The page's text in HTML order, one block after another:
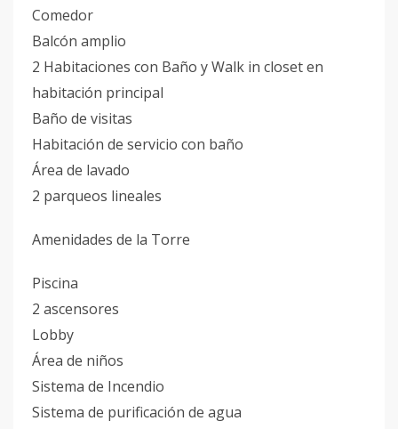
Comedor
Balcón amplio
2 Habitaciones con Baño y Walk in closet en
habitación principal
Baño de visitas
Habitación de servicio con baño
Área de lavado
2 parqueos lineales
Amenidades de la Torre
Piscina
2 ascensores
Lobby
Área de niños
Sistema de Incendio
Sistema de purificación de agua